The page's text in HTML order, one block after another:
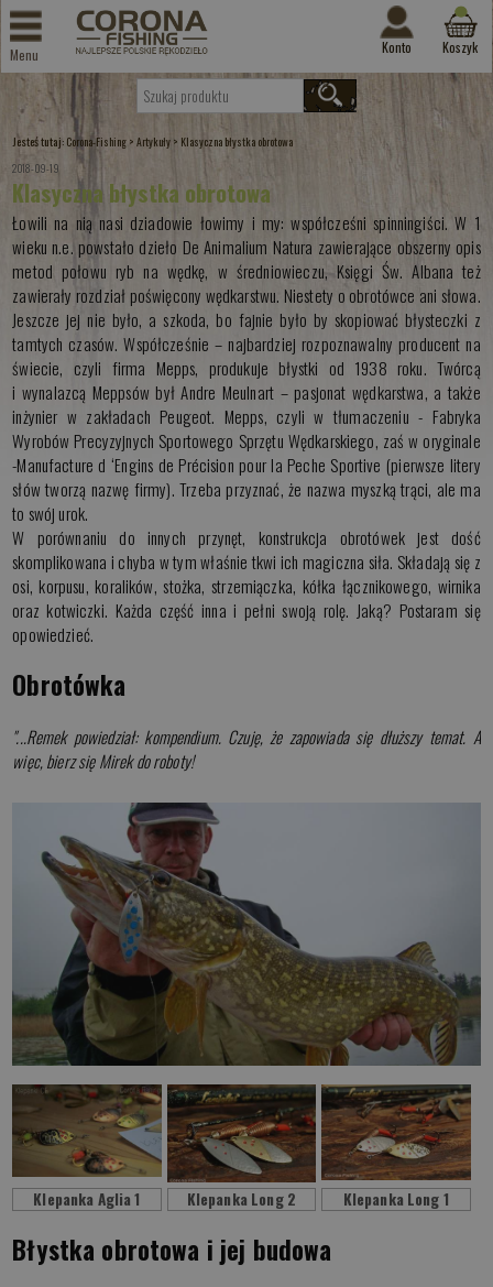
Menu Konto Koszyk
Jesteś tutaj: Corona-Fishing >Artykuły > Klasyczna błystka obrotowa
2018-09-19
Klasyczna błystka obrotowa
Łowili na nią nasi dziadowie łowimy i my: współcześni spinningiści. W 1
wieku n.e. powstało dzieło De Animalium Natura zawierające obszerny opis
metod połowu ryb na wędkę, w średniowieczu, Księgi Św. Albana też
zawierały rozdział poświęcony wędkarstwu. Niestety o obrotówce ani słowa.
Jeszcze jej nie było, a szkoda, bo fajnie było by skopiować błysteczki z
tamtych czasów. Współcześnie – najbardziej rozpoznawalny producent na
świecie, czyli firma Mepps, produkuje błystki od 1938 roku. Twórcą
i wynalazcą Meppsów był Andre Meulnart – pasjonat wędkarstwa, a także
inżynier w zakładach Peugeot. Mepps, czyli w tłumaczeniu - Fabryka
Wyrobów Precyzyjnych Sportowego Sprzętu Wędkarskiego, zaś w oryginale
-Manufacture d ‘Engins de Précision pour la Peche Sportive (pierwsze litery
słów tworzą nazwę firmy). Trzeba przyznać, że nazwa myszką trąci, ale ma
to swój urok.
W porównaniu do innych przynęt, konstrukcja obrotówek jest dość
skomplikowana i chyba w tym właśnie tkwi ich magiczna siła. Składają się z
osi, korpusu, koralików, stożka, strzemiączka, kółka łącznikowego, wirnika
oraz kotwiczki. Każda część inna i pełni swoją rolę. Jaką? Postaram się
opowiedzieć.
Obrotówka
"...Remek powiedział: kompendium. Czuję, że zapowiada się dłuższy temat. A
więc, bierz się Mirek do roboty!
Klepanka Aglia 1 Klepanka Long 2 Klepanka Long 1
Błystka obrotowa i jej budowa